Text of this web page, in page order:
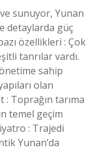
sunuyor, Yunan
detaylarda güç
özellikleri : Çok
tanrılar vardı.
sahip
olan
Toprağın tarıma
temel geçim
: Trajedi
Yunan’da